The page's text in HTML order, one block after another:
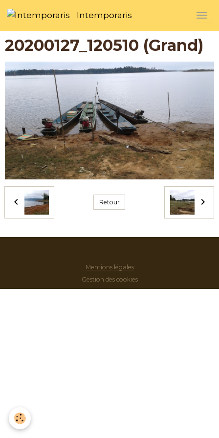
Intemporaris
20200127_120510 (Grand)
Retour
Mentions légales
Gestion des cookies